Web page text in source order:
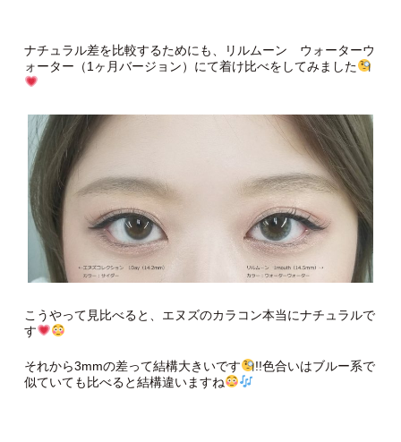
ナチュラル差を比較するためにも、リルムーン ウォーターウ
ォーター（1ヶ月バージョン）にて着け比べをしてみました
こうやって見比べると、エヌズのカラコン本当にナチュラルで
す
それから3mmの差って結構大きいです
!!色合いはブルー系で
似ていても比べると結構違いますね